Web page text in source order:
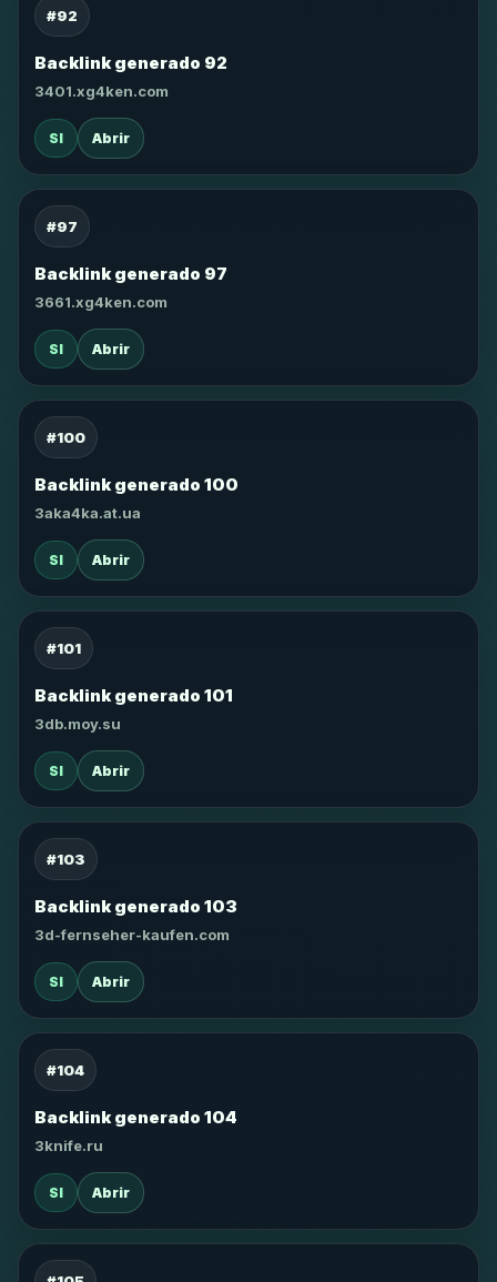
#92
Backlink generado 92
3401.xg4ken.com
SI Abrir
#97
Backlink generado 97
3661.xg4ken.com
SI Abrir
#100
Backlink generado 100
3aka4ka.at.ua
SI Abrir
#101
Backlink generado 101
3db.moy.su
SI Abrir
#103
Backlink generado 103
3d-fernseher-kaufen.com
SI Abrir
#104
Backlink generado 104
3knife.ru
SI Abrir